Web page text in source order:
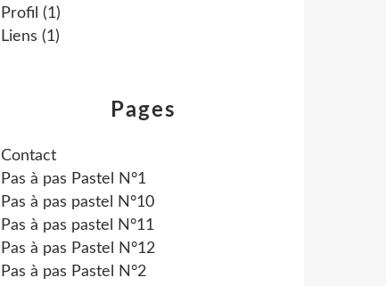
Profil (1)
Liens (1)
Pages
Contact
Pas à pas Pastel N°1
Pas à pas pastel N°10
Pas à pas pastel N°11
Pas à pas Pastel N°12
Pas à pas Pastel N°2